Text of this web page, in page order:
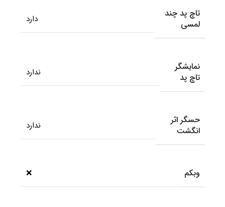
تاچ پد چند
لمسی
دارد
نمایشگر
تاچ پد
ندارد
حسگر اثر
انگشت
ندارد
وبکم ❌